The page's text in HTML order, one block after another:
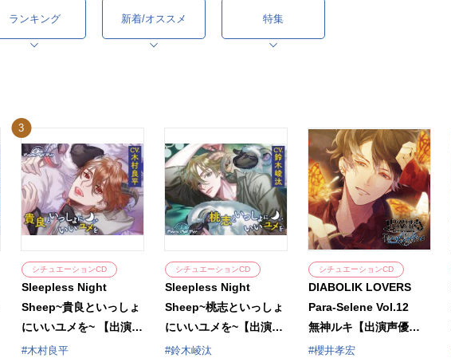
ランキング 新着/オススメ 特集
3
シチュエーションCD
Sleepless Night
Sheep~貴良といっしょ
にいいユメを~ 【出演声
優：木村良平】
木村良平
シチュエーションCD
Sleepless Night
Sheep~桃志といっしょ
にいいユメを~【出演声
優：鈴木崚汰】
鈴木崚汰
シチュエーションCD
DIABOLIK LOVERS
Para-Selene Vol.12
無神ルキ【出演声優：
櫻井孝宏】
櫻井孝宏